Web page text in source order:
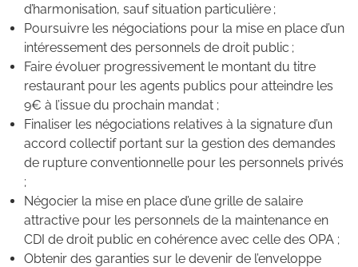
d’harmonisation, sauf situation particulière ;
Poursuivre les négociations pour la mise en place d’un
intéressement des personnels de droit public ;
Faire évoluer progressivement le montant du titre
restaurant pour les agents publics pour atteindre les
9€ à l’issue du prochain mandat ;
Finaliser les négociations relatives à la signature d’un
accord collectif portant sur la gestion des demandes
de rupture conventionnelle pour les personnels privés
;
Négocier la mise en place d’une grille de salaire
attractive pour les personnels de la maintenance en
CDI de droit public en cohérence avec celle des OPA ;
Obtenir des garanties sur le devenir de l’enveloppe